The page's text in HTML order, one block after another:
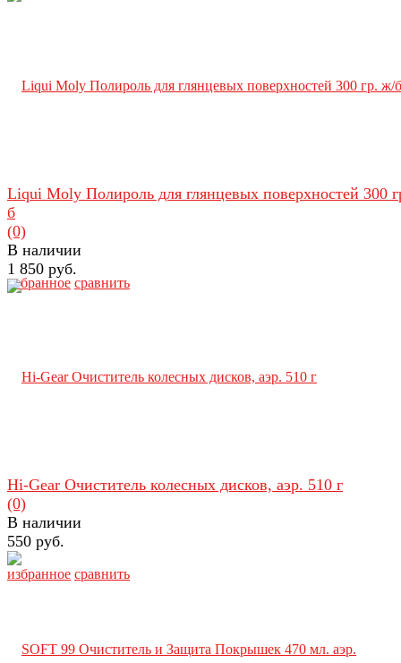
избранное сравнить
Liqui Moly Полироль для глянцевых поверхностей 300
б
(0)
В наличии
1 850 руб.
избранное сравнить
Hi-Gear Очиститель колесных дисков, аэр. 510 г
(0)
В наличии
550 руб.